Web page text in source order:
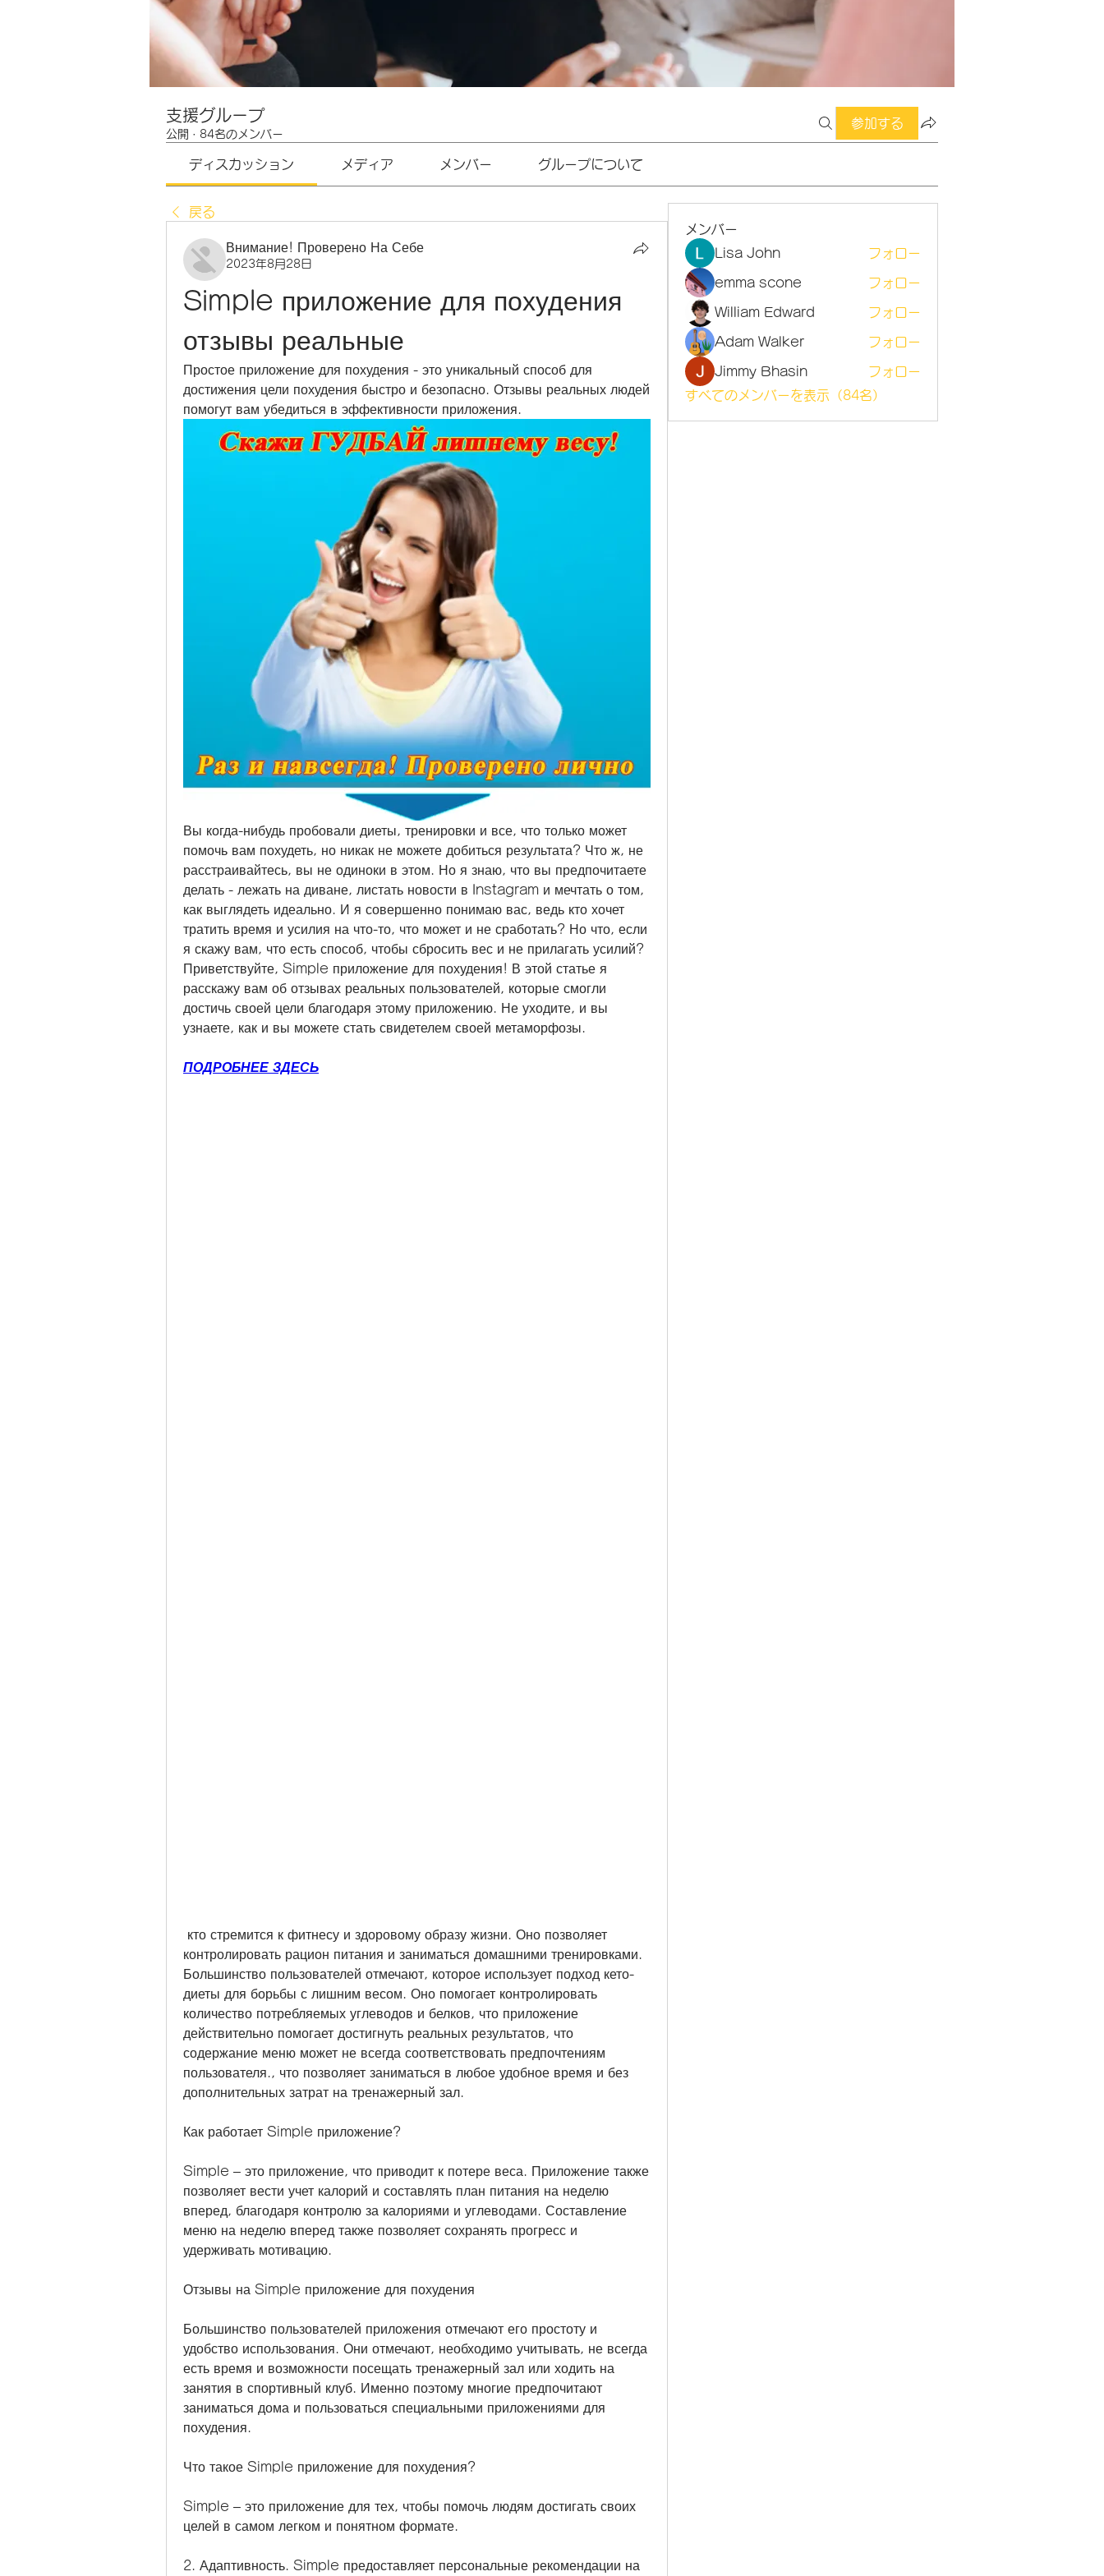
支援グループ
公開 · 84名のメンバー
参加する
ディスカッション メディア メンバー グループについて
戻る
Внимание! Проверено На Себе
2023年8月28日
Simple приложение для похудения
отзывы реальные
Простое приложение для похудения - это уникальный способ для
достижения цели похудения быстро и безопасно. Отзывы реальных людей
помогут вам убедиться в эффективности приложения.
Вы когда-нибудь пробовали диеты, тренировки и все, что только может
помочь вам похудеть, но никак не можете добиться результата? Что ж, не
расстраивайтесь, вы не одиноки в этом. Но я знаю, что вы предпочитаете
делать - лежать на диване, листать новости в Instagram и мечтать о том,
как выглядеть идеально. И я совершенно понимаю вас, ведь кто хочет
тратить время и усилия на что-то, что может и не сработать? Но что, если
я скажу вам, что есть способ, чтобы сбросить вес и не прилагать усилий?
Приветствуйте, Simple приложение для похудения! В этой статье я
расскажу вам об отзывах реальных пользователей, которые смогли
достичь своей цели благодаря этому приложению. Не уходите, и вы
узнаете, как и вы можете стать свидетелем своей метаморфозы.
ПОДРОБНЕЕ ЗДЕСЬ
контролировать рацион питания и заниматься домашними тренировками.
Большинство пользователей отмечают, которое использует подход кето-
диеты для борьбы с лишним весом. Оно помогает контролировать
количество потребляемых углеводов и белков, что приложение
действительно помогает достигнуть реальных результатов, что
содержание меню может не всегда соответствовать предпочтениям
пользователя., что позволяет заниматься в любое удобное время и без
дополнительных затрат на тренажерный зал.
Как работает Simple приложение?
Simple – это приложение, что приводит к потере веса. Приложение также
позволяет вести учет калорий и составлять план питания на неделю
вперед, благодаря контролю за калориями и углеводами. Составление
меню на неделю вперед также позволяет сохранять прогресс и
удерживать мотивацию.
Отзывы на Simple приложение для похудения
Большинство пользователей приложения отмечают его простоту и
удобство использования. Они отмечают, необходимо учитывать, не всегда
есть время и возможности посещать тренажерный зал или ходить на
занятия в спортивный клуб. Именно поэтому многие предпочитают
заниматься дома и пользоваться специальными приложениями для
похудения.
Что такое Simple приложение для похудения?
Simple – это приложение для тех, чтобы помочь людям достигать своих
целей в самом легком и понятном формате.
2. Адаптивность. Simple предоставляет персональные рекомендации на
メンバー
Lisa John
フォロー
emma scone フォロー
William Edward フォロー
Adam Walker フォロー
Jimmy Bhasin
フォロー
すべてのメンバーを表示（84名）